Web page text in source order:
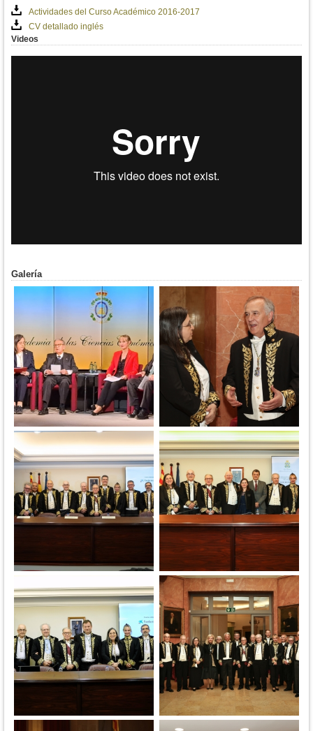
Actividades del Curso Académico 2016-2017
CV detallado inglés
Videos
Galería